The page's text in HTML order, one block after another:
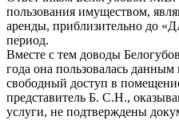
пользования имуществом,
аренды, приблизительно до
период.
Вместе с тем доводы
года она пользовалась
свободный доступ в
представитель Б. С.Н.,
услуги, не подтверждены